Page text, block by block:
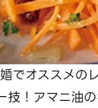
でオススメの
技！アマニ油